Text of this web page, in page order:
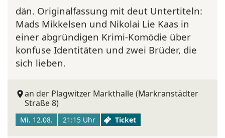
dän. Originalfassung mit deut Untertiteln:
Mads Mikkelsen und Nikolai Lie Kaas in
einer abgründigen Krimi-Komödie über
konfuse Identitäten und zwei Brüder, die
sich lieben.
an der Plagwitzer Markthalle (Markranstädter
Straße 8)
Mi. 12.08. 21:15 Uhr Ticket